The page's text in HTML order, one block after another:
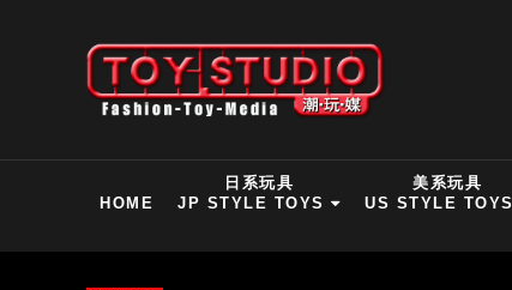
HOME
日系玩具
JP STYLE TOYS
美系玩具
US STYLE TOYS